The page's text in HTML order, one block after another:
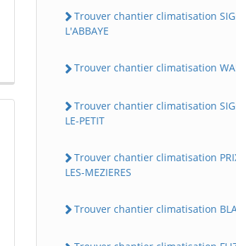
Trouver chantier climatisation
L'ABBAYE
Trouver chantier climatisation
Trouver chantier climatisation
LE-PETIT
Trouver chantier climatisation
LES-MEZIERES
Trouver chantier climatisation